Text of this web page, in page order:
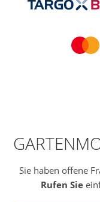
Sie haben offene
Rufen Sie